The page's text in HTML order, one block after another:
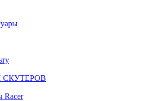
СКУТЕРОВ
Racer